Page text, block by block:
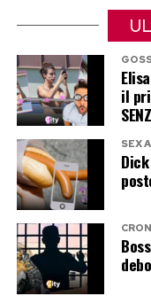
«Aggiunse che
orecchie a
L’ironia
la vita
Sempre
Pilar Fogliati
il suo modo di
«Sono una che
mi viene da
il
SEX